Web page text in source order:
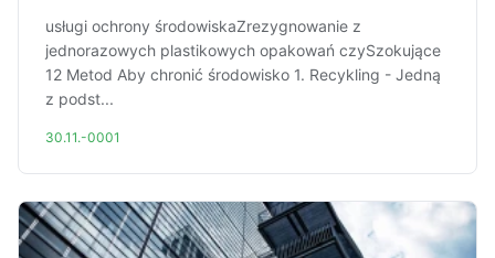
usługi ochrony środowiskaZrezygnowanie z
jednorazowych plastikowych opakowań czySzokujące
12 Metod Aby chronić środowisko 1. Recykling - Jedną
z podst...
30.11.-0001